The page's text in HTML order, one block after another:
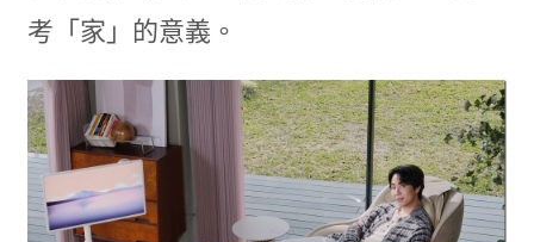
考「家」的意義。